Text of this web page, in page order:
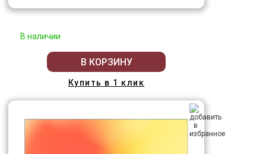
В наличии
В КОРЗИНУ
Купить в 1 клик